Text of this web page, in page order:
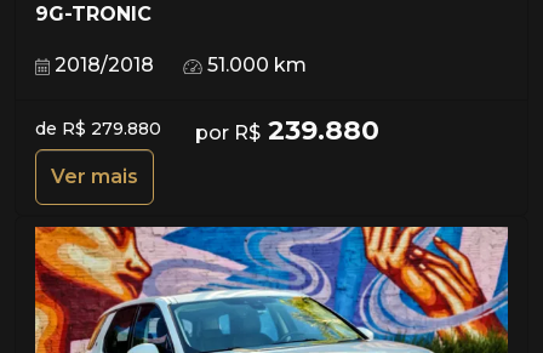
9G-TRONIC
2018/2018 51.000 km
de R$ 279.880 por R$ 239.880
Ver mais